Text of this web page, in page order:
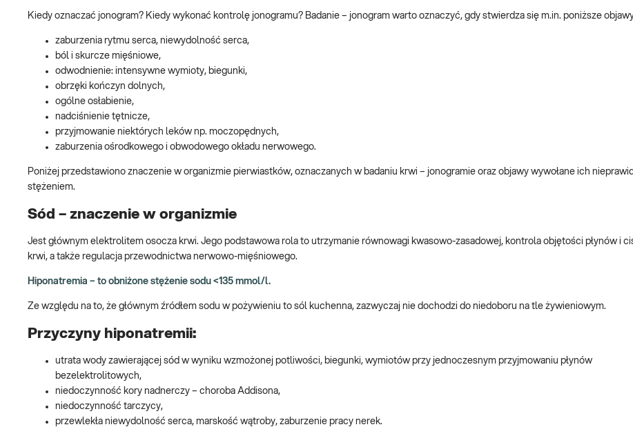
Kiedy oznaczać jonogram? Kiedy wykonać kontrolę jonogramu? Badanie – jonogram warto oznaczyć, gdy stwierdza się m.in. poniższe
zaburzenia rytmu serca, niewydolność serca,
ból i skurcze mięśniowe,
odwodnienie: intensywne wymioty, biegunki,
obrzęki kończyn dolnych,
ogólne osłabienie,
nadciśnienie tętnicze,
przyjmowanie niektórych leków np. moczopędnych,
zaburzenia ośrodkowego i obwodowego okładu nerwowego.
Poniżej przedstawiono znaczenie w organizmie pierwiastków, oznaczanych w badaniu krwi – jonogramie oraz objawy wywołane ich
stężeniem.
Sód – znaczenie w organizmie
Jest głównym elektrolitem osocza krwi. Jego podstawowa rola to utrzymanie równowagi kwasowo-zasadowej, kontrola objętości płynów i
krwi, a także regulacja przewodnictwa nerwowo-mięśniowego.
Hiponatremia – to obniżone stężenie sodu <135 mmol/l.
Ze względu na to, że głównym źródłem sodu w pożywieniu to sól kuchenna, zazwyczaj nie dochodzi do niedoboru na tle żywieniowym.
Przyczyny hiponatremii:
utrata wody zawierającej sód w wyniku wzmożonej potliwości, biegunki, wymiotów przy jednoczesnym przyjmowaniu płynów
bezelektrolitowych,
niedoczynność kory nadnerczy – choroba Addisona,
niedoczynność tarczycy,
przewlekła niewydolność serca, marskość wątroby, zaburzenie pracy nerek.